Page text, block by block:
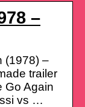
–
(1978) –
trailer
Go Again
vs …